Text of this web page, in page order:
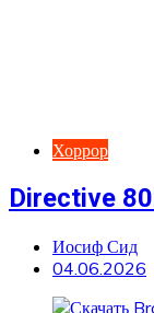
Хоррор
Directive
Иосиф Сид
04.06.2026